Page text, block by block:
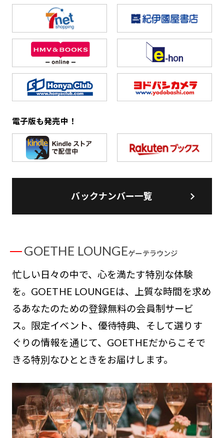
電子版も発売中！
バックナンバー一覧
GOETHE LOUNGEゲーテラウンジ
忙しい日々の中で、心を満たす特別な体験
を。GOETHE LOUNGEは、上質な時間を求め
るあなたのための登録無料の会員制サービ
ス。限定イベント、優待特典、そして選りす
ぐりの情報を通じて、GOETHEだからこそで
きる特別なひとときをお届けします。